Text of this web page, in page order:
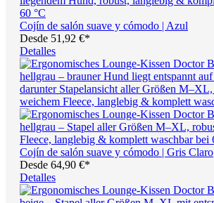
Cojín de salón suave y cómodo | Azul
Desde 51,92 €*
Detalles
Cojín de salón suave y cómodo | Gris Claro
Desde 64,90 €*
Detalles